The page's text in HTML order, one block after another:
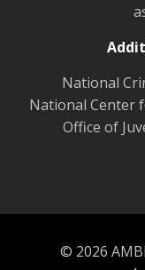
National
National Center
Office of
© 2026